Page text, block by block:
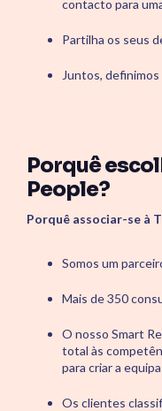
contacto para
Partilha os seus
Juntos,
Porquê
People?
Porquê associar-se à
Somos um
Mais de 350
O nosso Smart
total às
para criar a
Os clientes